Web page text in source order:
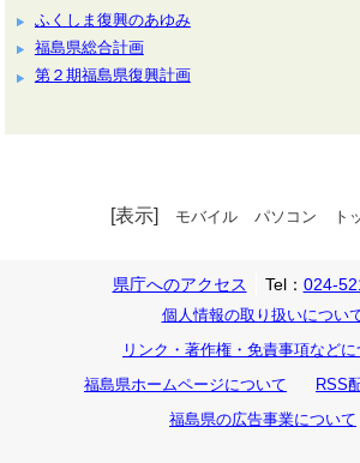
ふくしま復興のあゆみ
福島県総合計画
第２期福島県復興計画
[表示] モバイル パソコン ト
県庁へのアクセス Tel： 024-
個人情報の取り扱いについ
リンク・著作権・免責事項などに
福島県ホームページについて
RSS
福島県の広告事業について